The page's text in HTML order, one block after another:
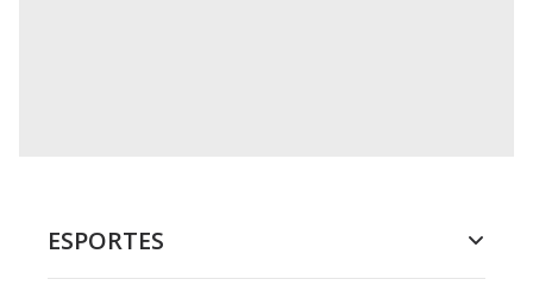
ESPORTES